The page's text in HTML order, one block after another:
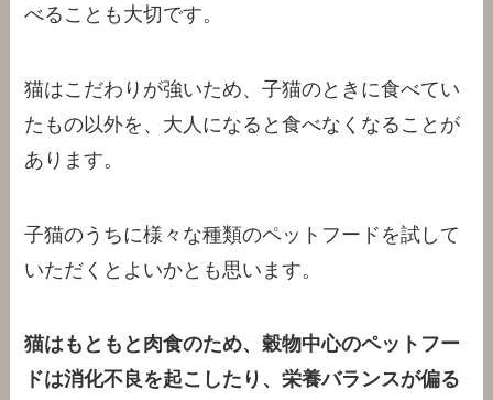
べることも大切です。
猫はこだわりが強いため、子猫のときに食べてい
たもの以外を、大人になると食べなくなることが
あります。
子猫のうちに様々な種類のペットフードを試して
いただくとよいかとも思います。
猫はもともと肉食のため、穀物中心のペットフー
ドは消化不良を起こしたり、栄養バランスが偏る